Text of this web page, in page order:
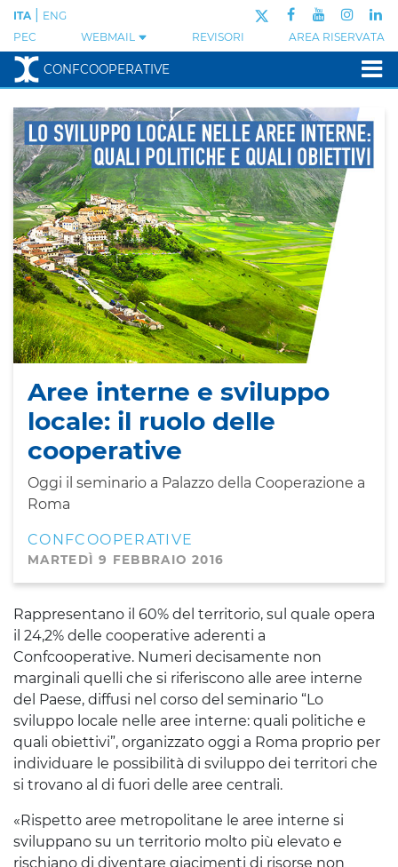
PEC WEBMAIL REVISORI AREA RISERVATA
ITA ENG
CONFCOOPERATIVE
Aree interne e sviluppo
locale: il ruolo delle
cooperative
Oggi il seminario a Palazzo della Cooperazione a
Roma
CONFCOOPERATIVE
MARTEDÌ 9 FEBBRAIO 2016
Rappresentano il 60% del territorio, sul quale opera
il 24,2% delle cooperative aderenti a
Confcooperative. Numeri decisamente non
marginali quelli che si riferiscono alle aree interne
del Paese, diffusi nel corso del seminario “Lo
sviluppo locale nelle aree interne: quali politiche e
quali obiettivi”, organizzato oggi a Roma proprio per
individuare le possibilità di sviluppo dei territori che
si trovano al di fuori delle aree centrali.
«Rispetto aree metropolitane le aree interne si
sviluppano su un territorio molto più elevato e
rischiano di diventare giacimenti di risorse non